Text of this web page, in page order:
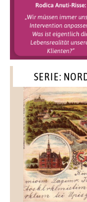
SERIE: